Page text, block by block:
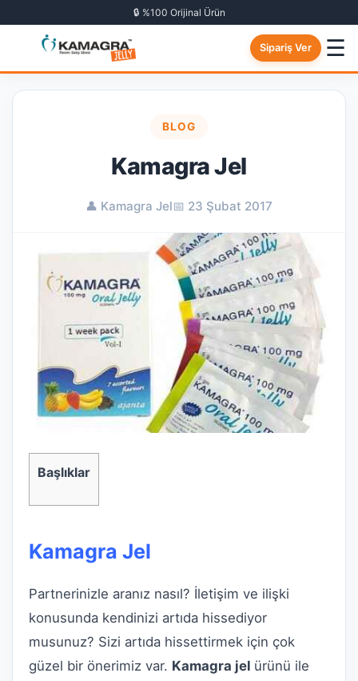
🔒 %100 Orijinal Ürün
Sipariş Ver ☰
BLOG
Kamagra Jel
👤 Kamagra Jel📅 23 Şubat 2017
Başlıklar
Kamagra Jel
Partnerinizle aranız nasıl? İletişim ve ilişki
konusunda kendinizi artıda hissediyor
musunuz? Sizi artıda hissettirmek için çok
güzel bir önerimiz var. Kamagra jel ürünü ile